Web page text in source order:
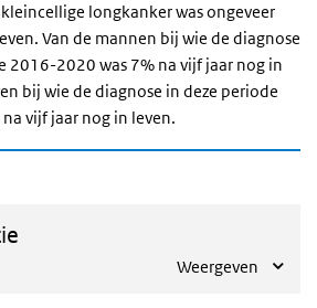
longkanker was ongeveer
Van de mannen bij wie de diagnose
2016-2020 was 7% na vijf jaar nog in
bij wie de diagnose in deze periode
vijf jaar nog in leven.
Weergeven